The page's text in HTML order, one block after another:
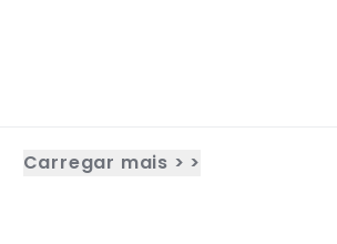
Carregar mais > >